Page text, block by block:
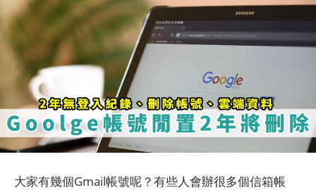
大家有幾個Gmail帳號呢？有些人會辦很多個信箱帳